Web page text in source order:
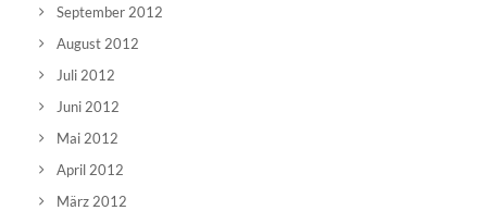
September 2012
August 2012
Juli 2012
Juni 2012
Mai 2012
April 2012
März 2012